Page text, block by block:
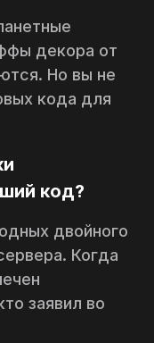
декора от
Но вы не
кода для
код?
двойного
Когда
заявил во